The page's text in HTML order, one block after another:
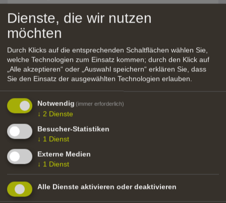
Parken:
Zufahrt für
Exposé Bahnhof Niederdorf
Dienste, die wir nutzen
möchten
Durch Klicks auf die entsprechenden Schaltflächen wählen Sie,
welche Technologien zum Einsatz kommen; durch den Klick auf
„Alle akzeptieren“ oder „Auswahl speichern“ erklären Sie, dass
Sie den Einsatz der ausgewählten Technologien erlauben.
Notwendig (immer erforderlich)
↓ 2 Dienste
Besucher-Statistiken
↓ 1 Dienst
Externe Medien
↓ 1 Dienst
Alle Dienste aktivieren oder deaktivieren